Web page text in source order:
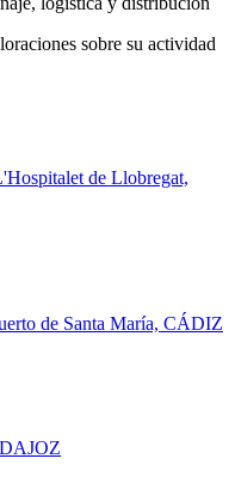
sobre su actividad
de Llobregat,
de Santa María, CÁDIZ